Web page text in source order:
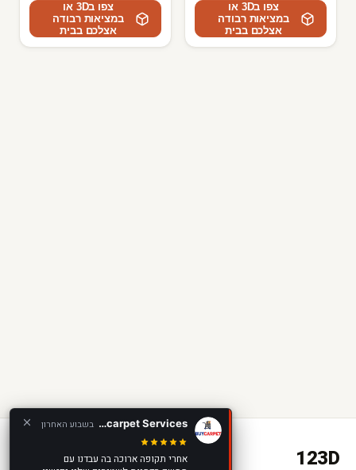
צפו ב3D או
במציאות רבודה
אצלכם בבית
צפו ב3D או
במציאות רבודה
אצלכם בבית
123D
Buycarpet Services בשבוע האחרון
אחרי תקופה ארוכה בה עבדנו עם